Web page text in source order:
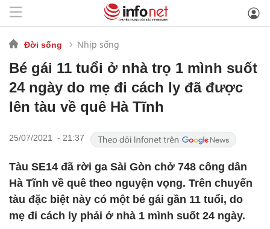
Đời sống Nhịp sống
Bé gái 11 tuổi ở nhà trọ 1 mình suốt
24 ngày do mẹ đi cách ly đã được
lên tàu về quê Hà Tĩnh
25/07/2021 - 21:37
Tàu SE14 đã rời ga Sài Gòn chở 748 công dân
Hà Tĩnh về quê theo nguyện vọng. Trên chuyến
tàu đặc biệt này có một bé gái gần 11 tuổi, do
mẹ đi cách ly phải ở nhà 1 mình suốt 24 ngày.